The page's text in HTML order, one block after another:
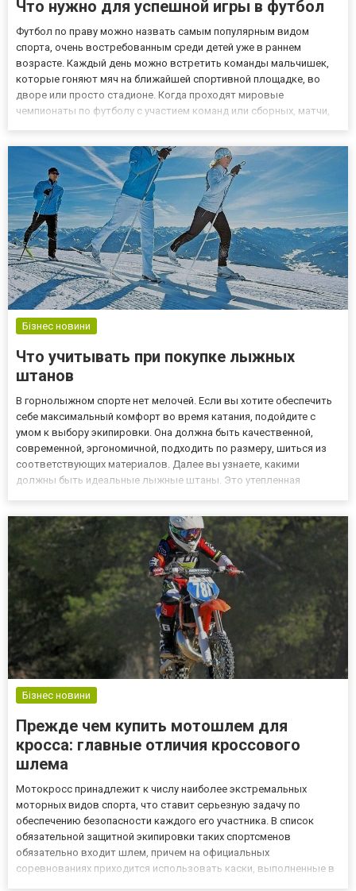
Что нужно для успешной игры в футбол
Футбол по праву можно назвать самым популярным видом
спорта, очень востребованным среди детей уже в раннем
возрасте. Каждый день можно встретить команды мальчишек,
которые гоняют мяч на ближайшей спортивной площадке, во
дворе или просто стадионе. Когда проходят мировые
чемпионаты по футболу с участием команд или сборных, матчи,
зарабатывают очень много и...
Бізнес новини
Что учитывать при покупке лыжных
штанов
В горнолыжном спорте нет мелочей. Если вы хотите обеспечить
себе максимальный комфорт во время катания, подойдите с
умом к выбору экипировки. Она должна быть качественной,
современной, эргономичной, подходить по размеру, шиться из
соответствующих материалов. Далее вы узнаете, какими
должны быть идеальные лыжные штаны. Это утепленная
опасаясь переох...
Бізнес новини
Прежде чем купить мотошлем для
кросса: главные отличия кроссового
шлема
Мотокросс принадлежит к числу наиболее экстремальных
моторных видов спорта, что ставит серьезную задачу по
обеспечению безопасности каждого его участника. В список
обязательной защитной экипировки таких спортсменов
обязательно входит шлем, причем на официальных
соревнованиях приходится использовать каски, выполненные в